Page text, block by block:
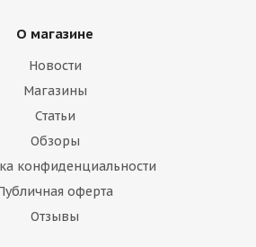
О магазине
Новости
Магазины
Статьи
Обзоры
конфиденциальности
оферта
Отзывы